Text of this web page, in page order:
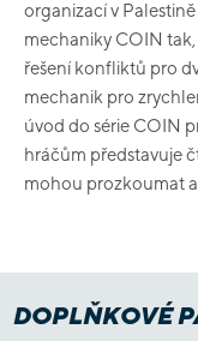
organizací v
mechaniky COIN
řešení konfliktů pro
mechanik pro
úvod do série COIN
hráčům představuje
mohou prozkoumat
DOPLŇKOVÉ